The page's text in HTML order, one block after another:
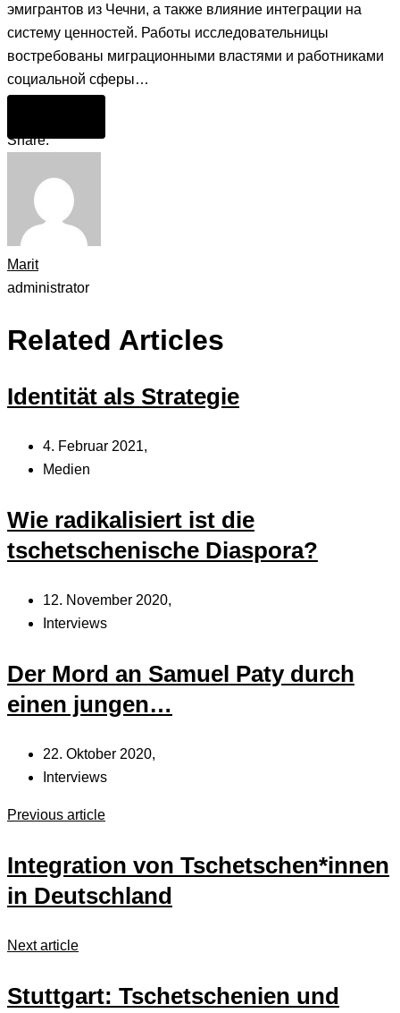
эмигрантов из Чечни, а также влияние интеграции на
систему ценностей. Работы исследовательницы
востребованы миграционными властями и работниками
социальной сферы…
Share:
Marit
administrator
Related Articles
Identität als Strategie
4. Februar 2021,
Medien
Wie radikalisiert ist die
tschetschenische Diaspora?
12. November 2020,
Interviews
Der Mord an Samuel Paty durch
einen jungen…
22. Oktober 2020,
Interviews
Previous article
Integration von Tschetschen*innen
in Deutschland
Next article
Stuttgart: Tschetschenien und